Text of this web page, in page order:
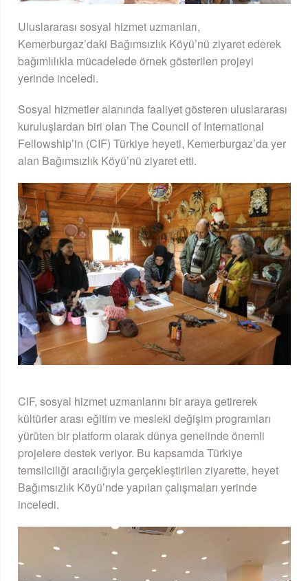
Uluslararası sosyal hizmet uzmanları,
Kemerburgaz’daki Bağımsızlık Köyü’nü ziyaret ederek
bağımlılıkla mücadelede örnek gösterilen projeyi
yerinde inceledi.
Sosyal hizmetler alanında faaliyet gösteren uluslararası
kuruluşlardan biri olan The Council of International
Fellowship’in (CIF) Türkiye heyeti, Kemerburgaz’da yer
alan Bağımsızlık Köyü’nü ziyaret etti.
CIF, sosyal hizmet uzmanlarını bir araya getirerek
kültürler arası eğitim ve mesleki değişim programları
yürüten bir platform olarak dünya genelinde önemli
projelere destek veriyor. Bu kapsamda Türkiye
temsilciliği aracılığıyla gerçekleştirilen ziyarette, heyet
Bağımsızlık Köyü’nde yapılan çalışmaları yerinde
inceledi.